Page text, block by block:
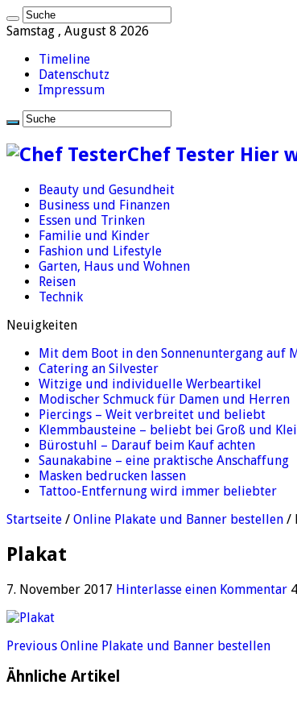
Samstag , August 8 2026
Timeline
Datenschutz
Impressum
Chef Tester Hier
Beauty und Gesundheit
Business und Finanzen
Essen und Trinken
Familie und Kinder
Fashion und Lifestyle
Garten, Haus und Wohnen
Reisen
Technik
Neuigkeiten
Mit dem Boot in den Sonnenuntergang auf
Catering an Silvester
Witzige und individuelle Werbeartikel
Modischer Schmuck für Damen und Herren
Piercings – Weit verbreitet und beliebt
Klemmbausteine – beliebt bei Groß und
Bürostuhl – Darauf beim Kauf achten
Saunakabine – eine praktische Anschaffung
Masken bedrucken lassen
Tattoo-Entfernung wird immer beliebter
Startseite / Online Plakate und Banner bestellen /
Plakat
7. November 2017 Hinterlasse einen Kommentar
Previous Online Plakate und Banner bestellen
Ähnliche Artikel